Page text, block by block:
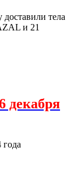
тела
и 21
декабря
года